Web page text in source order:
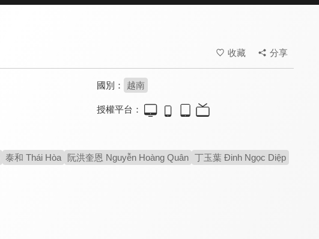
5.6
鬼吹燈之南海歸墟
《拆彈專家》王紫逸主演
7.6
畢拉：烽火英雄
改編自阿拉伯經典故事
7.4
鹿王
竹內涼真深情獻聲
收藏 分享
國別： 越南
授權平台：
泰和 Thái Hòa 阮洪奎恩 Nguyễn Hoàng Quân 丁玉葉 Đinh Ngọc Diệp